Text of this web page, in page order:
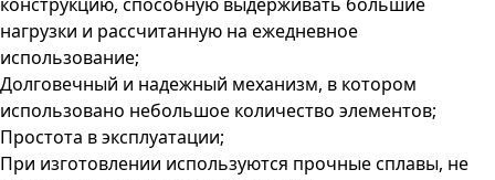
нагрузки и рассчитанную на ежедневное
использование;
Долговечный и надежный механизм, в котором
использовано небольшое количество элементов;
Простота в эксплуатации;
При изготовлении используются прочные сплавы, не